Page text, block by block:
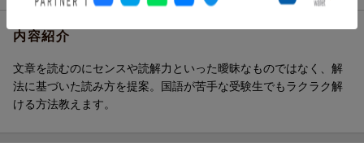
内容紹介
文章を読むのにセンスや読解力といった曖昧なものではなく、解
法に基づいた読み方を提案。国語が苦手な受験生でもラクラク解
ける方法教えます。